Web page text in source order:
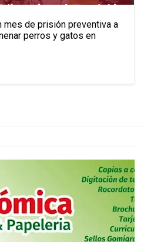
mes de prisión preventiva a
perros y gatos en